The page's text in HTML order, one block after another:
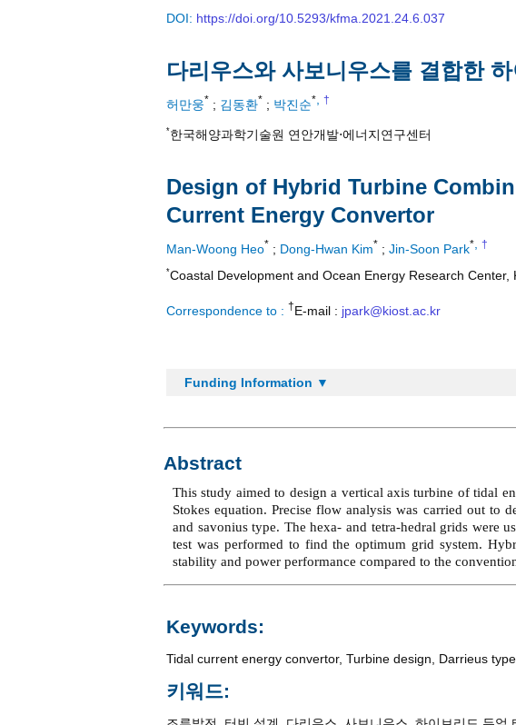
DOI: https://doi.org/10.5293/kfma.2021.24.6.037
다리우스와 사보니우스를 결합한
허만웅* ; 김동환* ; 박진순* †
*한국해양과학기술원 연안개발⋅에너지연구센터
Design of Hybrid Turbine
Current Energy Convertor
Man-Woong Heo* ; Dong-Hwan Kim* ; Jin-Soon Park* †
*Coastal Development and Ocean Energy Research
Correspondence to : †E-mail : jpark@kiost.ac.kr
Funding Information ▼
Abstract
This study aimed to design a vertical axis turbine of tidal
Stokes equation. Precise flow analysis was carried out to
and savonius type. The hexa- and tetra-hedral grids were
test was performed to find the optimum grid system.
stability and power performance compared to the
Keywords:
Tidal current energy convertor, Turbine design Darrieus
키워드: